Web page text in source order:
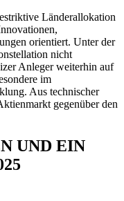
Länderallokation
orientiert. Unter der
nicht
Anleger weiterhin auf
im
Aus technischer
gegenüber den
UND EIN